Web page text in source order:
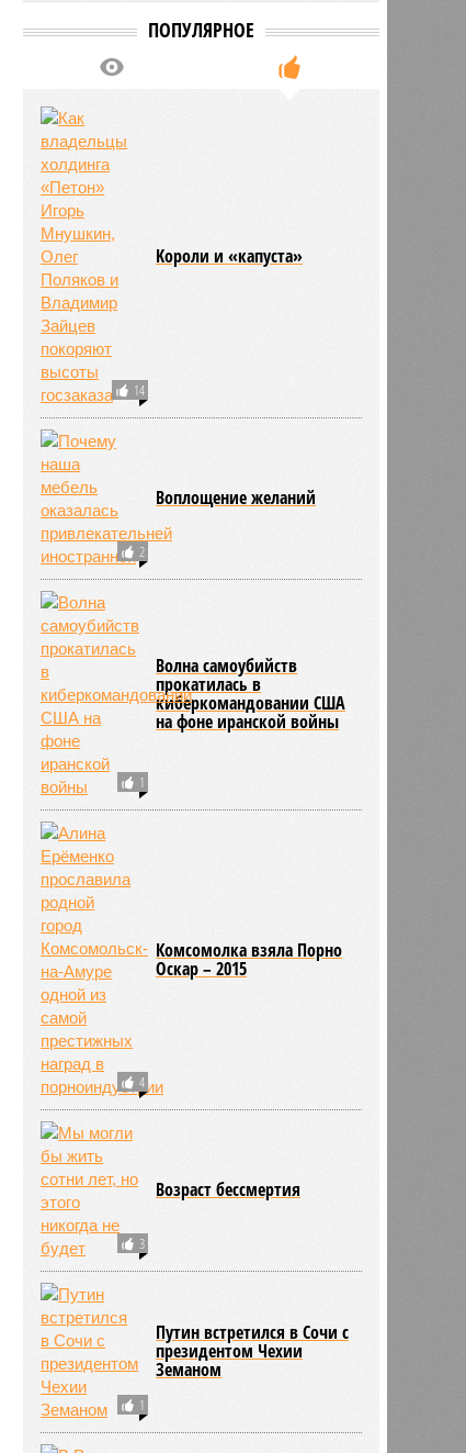
ПОПУЛЯРНОЕ
14
Kороли и «капуста»
2
Воплощение желаний
1
Волна самоубийств
прокатилась в
киберкомандовании США
на фоне иранской войны
4
Комсомолка взяла Порно
Оскар – 2015
3
Возраст бессмертия
1
Путин встретился в Сочи с
президентом Чехии
Земаном